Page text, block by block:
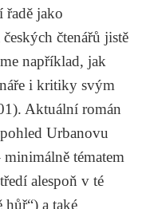
řadě jako
čtenářů jistě
například, jak
i kritiky svým
Aktuální román
Urbanovu
tématem
alespoň v té
hůř“) a také